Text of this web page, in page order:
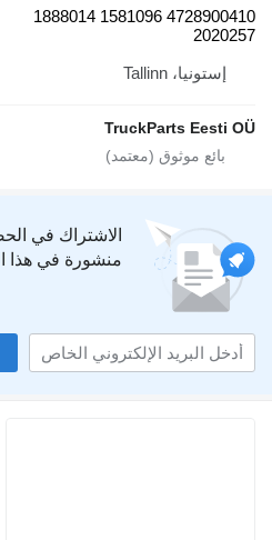
4728900410 1581096 1888014
إستونيا، Tallinn
TruckParts Eesti
الاشتراك في الحصول
منشورة في هذا